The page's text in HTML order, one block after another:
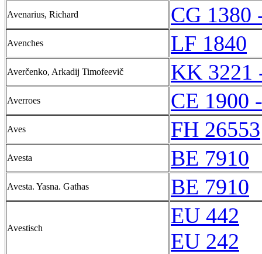
Avenarius, Richard CG 1380
Avenches LF 1840
Averčenko, Arkadij Timofeevič KK 3221
Averroes CE 1900
Aves FH 26553
Avesta BE 7910
Avesta. Yasna. Gathas BE 7910
Avestisch
EU 442
EU 242